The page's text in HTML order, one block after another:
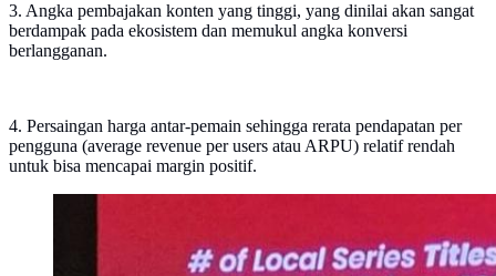
3. Angka pembajakan konten yang tinggi, yang dinilai akan sangat
berdampak pada ekosistem dan memukul angka konversi
berlangganan.
4. Persaingan harga antar-pemain sehingga rerata pendapatan per
pengguna (average revenue per users atau ARPU) relatif rendah
untuk bisa mencapai margin positif.